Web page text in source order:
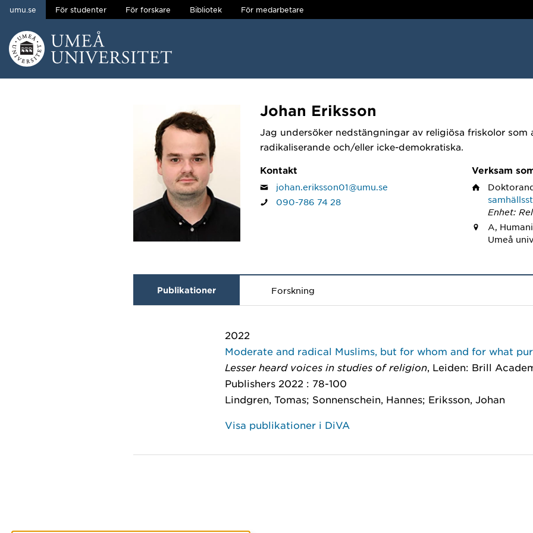
Hoppa direkt till innehållet
umu.se För studenter För forskare Bibliotek För medarbetare
Johan Eriksson
Jag undersöker nedstängningar av religiösa friskolor som
radikaliserande och/eller icke-demokratiska.
Kontakt
johan.eriksson01@umu.se
090-786 74 28
Verksam
Enhet:
A,
Umeå
Publikationer Forskning
2022
Moderate and radical Muslims, but for whom and for what
Lesser heard voices in studies of religion, Leiden: Brill
Publishers 2022 : 78-100
Lindgren, Tomas; Sonnenschein, Hannes; Eriksson, Johan
Visa publikationer i DiVA